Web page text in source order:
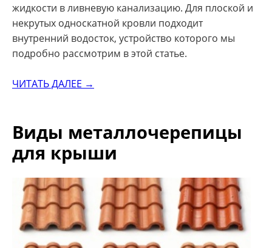
жидкости в ливневую канализацию. Для плоской и
некрутых односкатной кровли подходит
внутренний водосток, устройство которого мы
подробно рассмотрим в этой статье.
ЧИТАТЬ ДАЛЕЕ →
Виды металлочерепицы
для крыши